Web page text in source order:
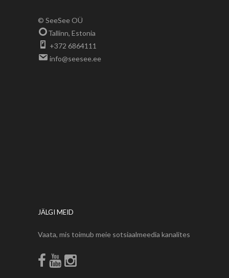
© SeeSee OÜ
Tallinn, Estonia
+372 6864111
info@seesee.ee
JÄLGI MEID
Vaata, mis toimub meie sotsiaalmeedia kanalites